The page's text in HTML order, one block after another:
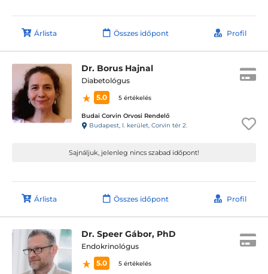
Árlista Összes időpont Profil
Dr. Borus Hajnal
Diabetológus
5.0
5 értékelés
Budai Corvin Orvosi Rendelő
Budapest, I. kerület, Corvin tér 2.
Sajnáljuk, jelenleg nincs szabad időpont!
Árlista Összes időpont Profil
Dr. Speer Gábor, PhD
Endokrinológus
5.0
5 értékelés